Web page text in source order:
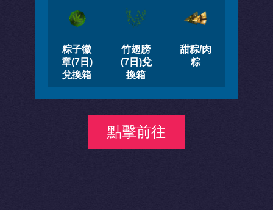
粽子徽
章(7日)
兌換箱
竹翅膀
(7日)兌
換箱
甜粽/肉
粽
點擊前往